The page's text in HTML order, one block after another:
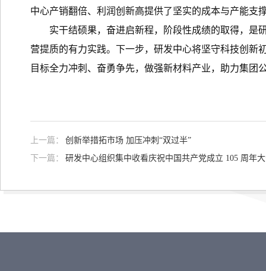
中心产销翻倍、利润创新高提供了坚实的成本与产能支
实干结硕果，奋进启新程，阶段性成绩的取得，是
营提质的有力实践。下一步，研发中心将坚守科技创新
目标全力冲刺、奋勇争先，做强新材料产业，助力集团
上一篇：
创新举措拓市场 加压冲刺“双过半”
下一篇：
研发中心组织集中收看庆祝中国共产党成立 105 周年